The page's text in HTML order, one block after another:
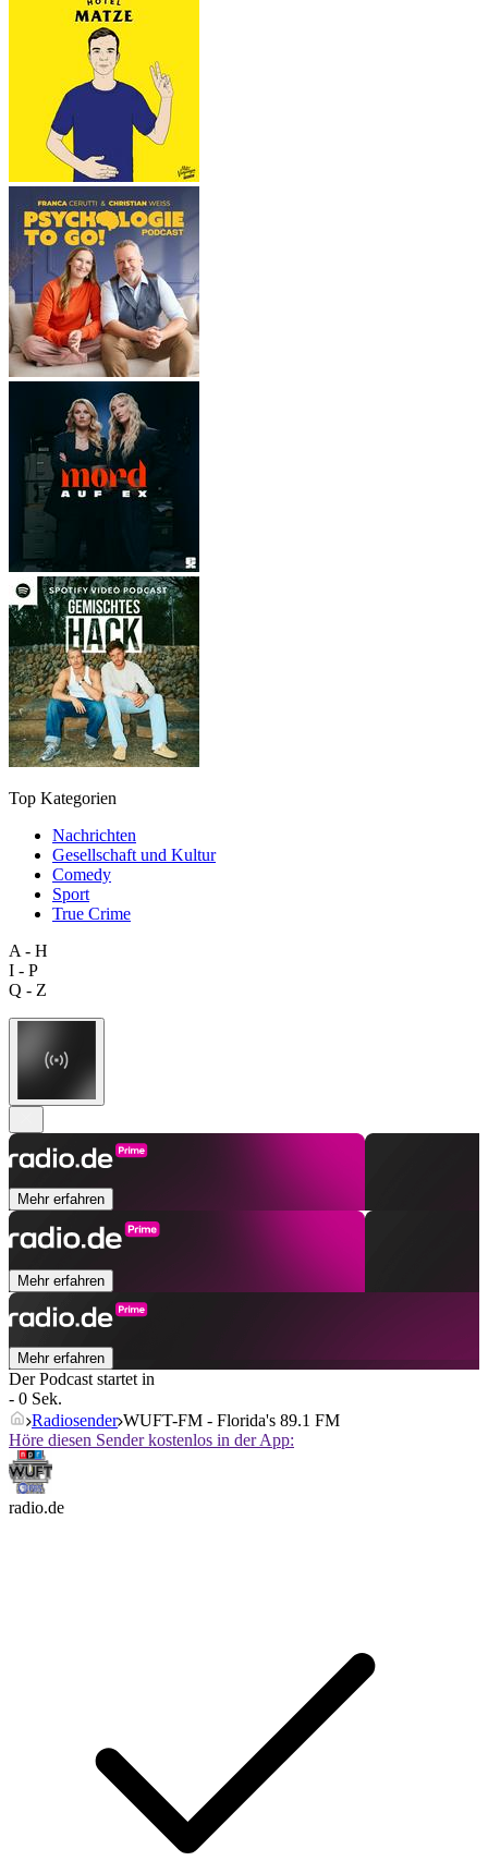
Top Kategorien
Nachrichten
Gesellschaft und Kultur
Comedy
Sport
True Crime
A - H
I - P
Q - Z
Mehr erfahren
Mehr erfahren
Mehr erfahren
Der Podcast startet in
- 0 Sek.
Radiosender WUFT-FM - Florida's 89.1 FM
Höre diesen Sender kostenlos in der App:
radio.de